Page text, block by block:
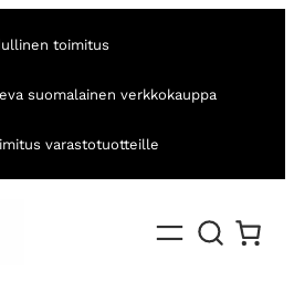
toimitus
suomalainen verkkokauppa
varastotuotteille